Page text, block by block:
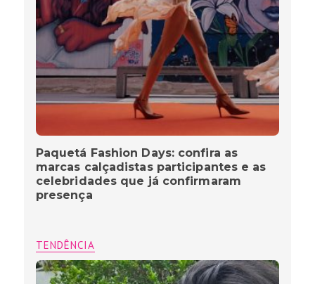
Paquetá Fashion Days: confira as
marcas calçadistas participantes e as
celebridades que já confirmaram
presença
TENDÊNCIA